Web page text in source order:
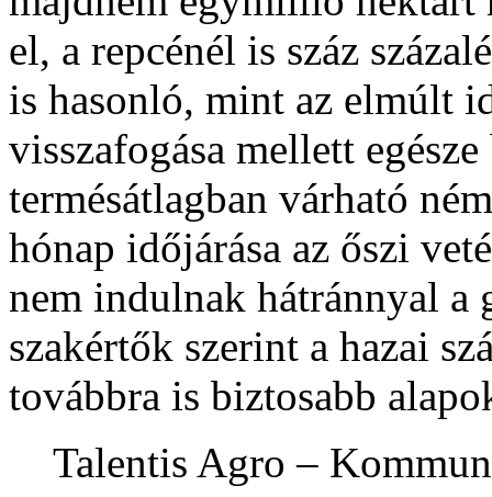
el, a repcénél is száz
is hasonló, mint az elmúlt
visszafogása mellett
termésátlagban várható
hónap időjárása az őszi
nem indulnak hátránnyal a
szakértők szerint a hazai
továbbra is biztosabb
Talentis Agro –